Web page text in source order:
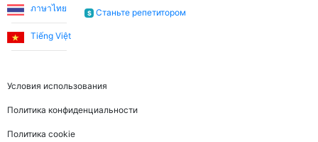
ภาษาไทย
Tiếng Việt
$ Станьте репетитором
Условия использования
Политика конфиденциальности
Политика cookie